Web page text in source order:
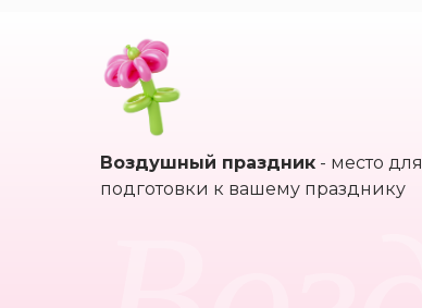
Воздушный праздник - место для
подготовки к вашему празднику